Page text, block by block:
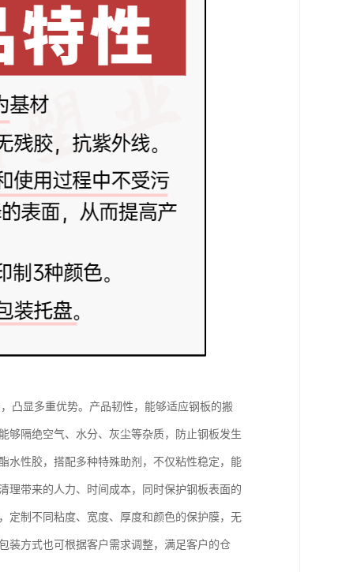
凸显多重优势。产品韧性，能够适应钢板的搬
够隔绝空气、水分、灰尘等杂质，防止钢板发生
水性胶，搭配多种特殊助剂，不仅粘性稳定，能
理带来的人力、时间成本，同时保护钢板表面的
定制不同粘度、宽度、厚度和颜色的保护膜，无
装方式也可根据客户需求调整，满足客户的仓